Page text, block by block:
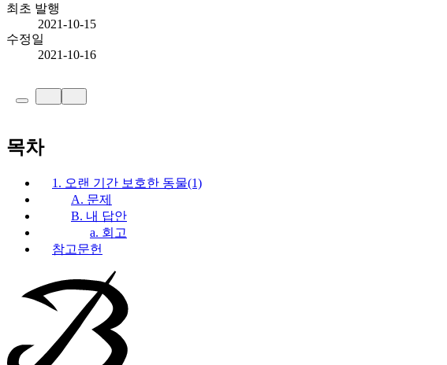
최초 발행
2021-10-15
수정일
2021-10-16
목차
1. 오랜 기간 보호한 동물(1)
A. 문제
B. 내 답안
a. 회고
참고문헌